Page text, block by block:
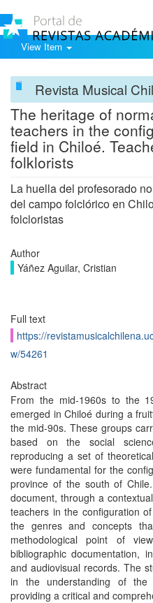
View Item
Revista Musical
The heritage of
teachers in the
field in Chiloé.
folklorists
La huella del profesorado
del campo folclórico en
folcloristas
Author
Yáñez Aguilar, Cristian
Full text
https://
w/54261
Abstract
From the mid-1960s to the
emerged in Chiloé during a
the mid-90s. These groups
based on the social
reproducing a set of
were fundamental for the
province of the south of
document, through a
teachers in the configuration
the genres and concepts
methodological point of
bibliographic documentation,
and audiovisual records. The
in the understanding of the
providing a critical and